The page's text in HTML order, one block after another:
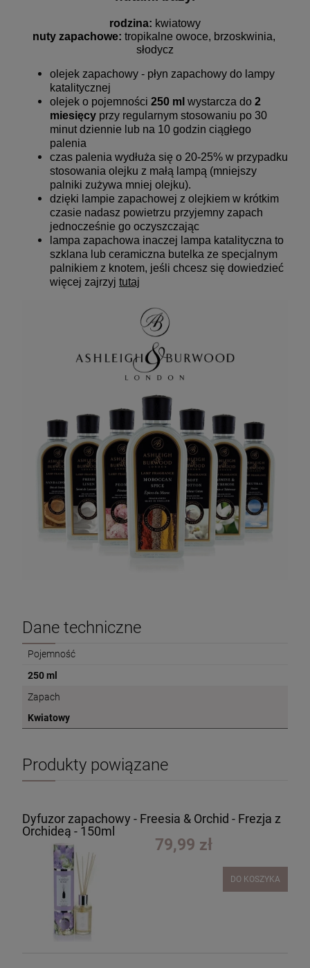
rodzina: kwiatowy
nuty zapachowe: tropikalne owoce, brzoskwinia,
słodycz
olejek zapachowy - płyn zapachowy do lampy
katalitycznej
olejek o pojemności 250 ml wystarcza do 2
miesięcy przy regularnym stosowaniu po 30
minut dziennie lub na 10 godzin ciągłego
palenia
czas palenia wydłuża się o 20-25% w przypadku
stosowania olejku z małą lampą (mniejszy
palniki zużywa mniej olejku).
dzięki lampie zapachowej z olejkiem w krótkim
czasie nadasz powietrzu przyjemny zapach
jednocześnie go oczyszczając
lampa zapachowa inaczej lampa katalityczna to
szklana lub ceramiczna butelka ze specjalnym
palnikiem z knotem, jeśli chcesz się dowiedzieć
więcej zajrzyj tutaj
Dane techniczne
Pojemność
250 ml
Zapach
Kwiatowy
Produkty powiązane
Dyfuzor zapachowy - Freesia & Orchid - Frezja z
Orchideą - 150ml
79,99 zł
DO KOSZYKA